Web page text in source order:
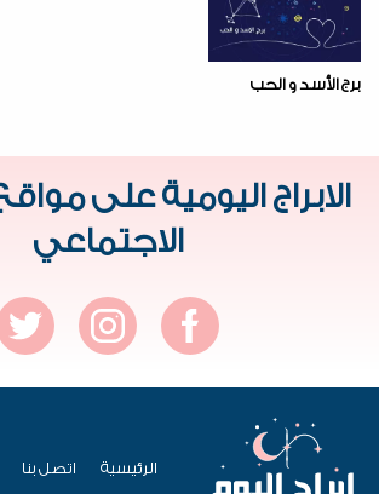
برج الأسد و الحب
الابراج اليومية على
الاجتماعي
الرئيسية اتصل بنا